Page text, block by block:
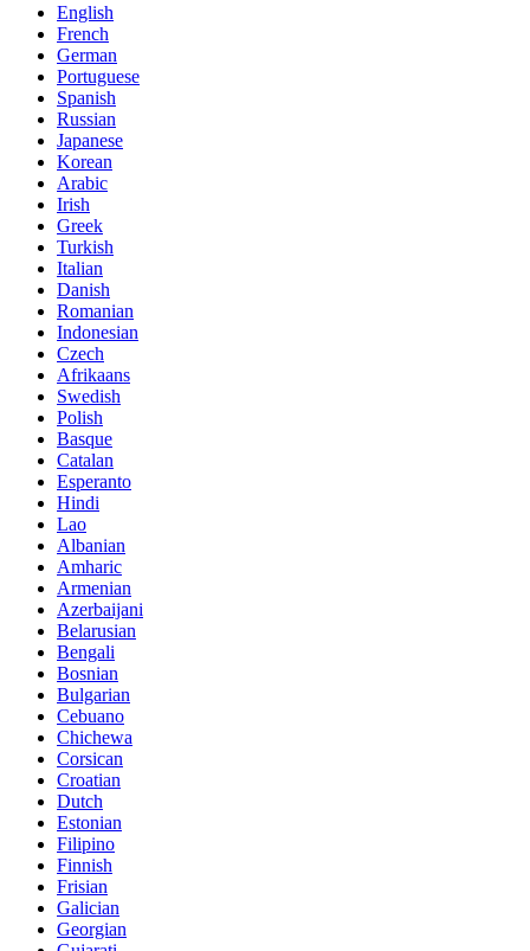
English
French
German
Portuguese
Spanish
Russian
Japanese
Korean
Arabic
Irish
Greek
Turkish
Italian
Danish
Romanian
Indonesian
Czech
Afrikaans
Swedish
Polish
Basque
Catalan
Esperanto
Hindi
Lao
Albanian
Amharic
Armenian
Azerbaijani
Belarusian
Bengali
Bosnian
Bulgarian
Cebuano
Chichewa
Corsican
Croatian
Dutch
Estonian
Filipino
Finnish
Frisian
Galician
Georgian